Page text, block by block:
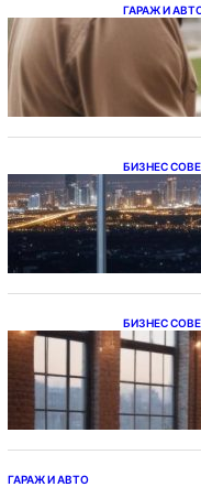
ГАРАЖ И
БИЗНЕС
Каталог
LED-
БИЗНЕС
тросе
ГАРАЖ И АВТО